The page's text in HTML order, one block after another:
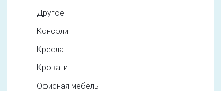
Другое
Консоли
Кресла
Кровати
Офисная мебель